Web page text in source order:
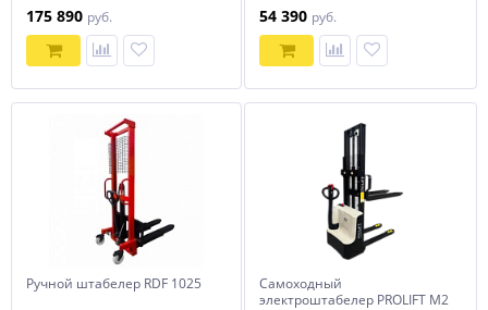
высота подъема 3500 мм,
АКБ AGM 2*12в, зарядное
устройство 24в/10а,
контроллер Curtis
175 890 руб. 54 390 руб.
Ручной штабелер RDF 1025
Самоходный
электроштабелер PROLIFT M2